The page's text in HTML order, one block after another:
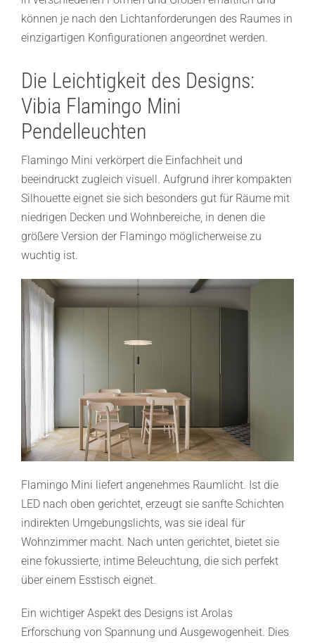
können je nach den Lichtanforderungen des Raumes in
einzigartigen Konfigurationen angeordnet werden.
Die Leichtigkeit des Designs:
Vibia Flamingo Mini
Pendelleuchten
Flamingo Mini verkörpert die Einfachheit und
beeindruckt zugleich visuell. Aufgrund ihrer kompakten
Silhouette eignet sie sich besonders gut für Räume mit
niedrigen Decken und Wohnbereiche, in denen die
größere Version der Flamingo möglicherweise zu
wuchtig ist.
Flamingo Mini liefert angenehmes Raumlicht. Ist die
LED nach oben gerichtet, erzeugt sie sanfte Schichten
indirekten Umgebungslichts, was sie ideal für
Wohnzimmer macht. Nach unten gerichtet, bietet sie
eine fokussierte, intime Beleuchtung, die sich perfekt
über einem Esstisch eignet.
Ein wichtiger Aspekt des Designs ist Arolas
Erforschung von Spannung und Ausgewogenheit. Dies